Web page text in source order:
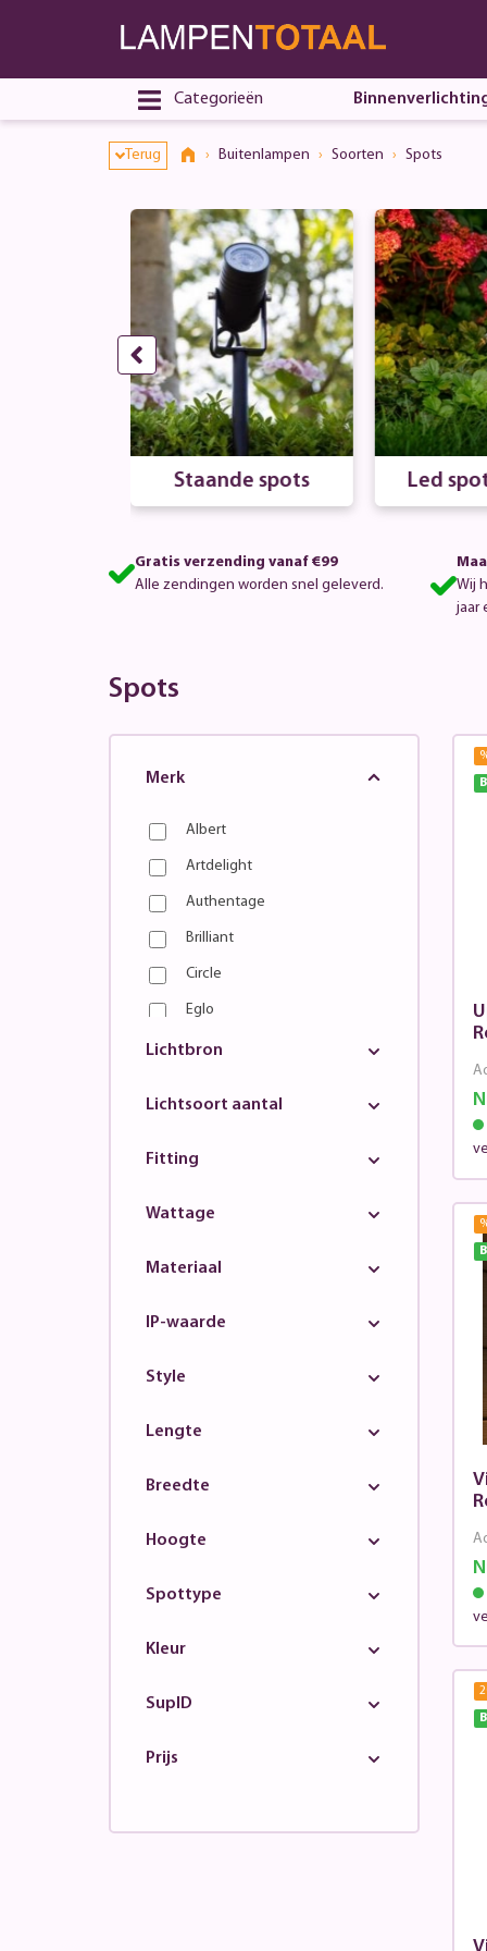
Categorieën
Terug Buitenlampen Soorten Spots
Staande spots Led
Gratis verzending vanaf €99
Alle zendingen worden snel geleverd.
Wij
jaar
Spots
Merk
Albert
Artdelight
Authentage
Brilliant
Circle
Eglo
Fischer & Honsel
Globo
In-lite
KonstSmide
Lutec
Lyora
Paul Neuhaus
Steinhauer
Lichtbron
Lichtsoort aantal
Fitting
Wattage
Materiaal
IP-waarde
Style
Lengte
Breedte
Hoogte
Spottype
Kleur
SupID
Prijs